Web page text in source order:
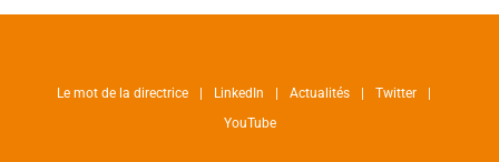
Le mot de la directrice LinkedIn Actualités
Twitter
YouTube